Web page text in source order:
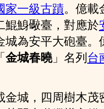
家一級古蹟。億載
鯤鯓礮臺，對應於
城為安平大砲臺。
金城春曉」名列 台
金城，四周樹木茂